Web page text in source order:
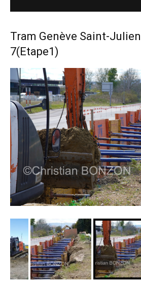
Tram Genève Saint-
7(Etape1)